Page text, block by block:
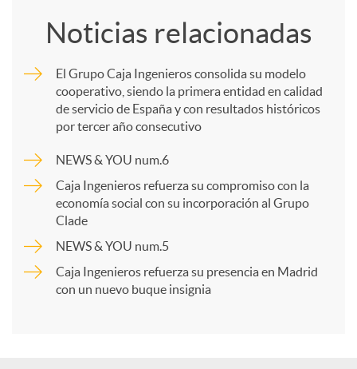
m
a
t
Noticias relacionadas
El Grupo Caja Ingenieros consolida su modelo
cooperativo, siendo la primera entidad en calidad
de servicio de España y con resultados históricos
por tercer año consecutivo
NEWS & YOU num.6
Caja Ingenieros refuerza su compromiso con la
economía social con su incorporación al Grupo
Clade
NEWS & YOU num.5
Caja Ingenieros refuerza su presencia en Madrid
con un nuevo buque insignia